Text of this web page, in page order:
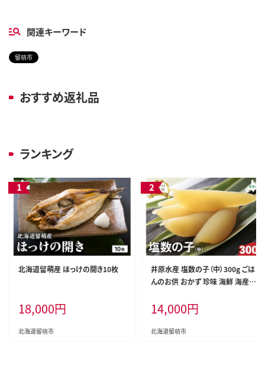
関連キーワード
留萌市
おすすめ返礼品
ランキング
北海道留萌産 ほっけの開き10枚
18,000円
北海道留萌市
井原水産 塩数の子（中）300g ごは
んのお供 おかず 珍味 海鮮 海産物
ズノコ おせち 高級 ギフト
14,000円
北海道留萌市